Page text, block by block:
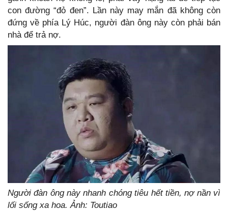
con đường “đỏ đen”. Lần này may mắn đã không còn
đứng về phía Lý Húc, người đàn ông này còn phải bán
nhà để trả nợ.
Người đàn ông này nhanh chóng tiêu hết tiền, nợ nần vì
lối sống xa hoa. Ảnh: Toutiao